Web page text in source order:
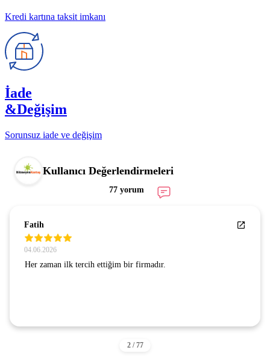
Kredi kartına taksit imkanı
İade
&Değişim
Sorunsuz iade ve değişim
Kullanıcı Değerlendirmeleri
77 yorum
Fatih
04.06.2026
Her zaman ilk tercih ettiğim bir firmadır.